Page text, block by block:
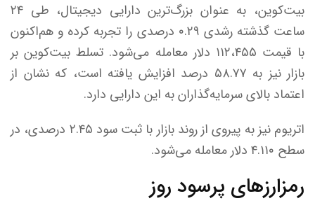
بیت‌کوین، به عنوان بزرگ‌ترین دارایی دیجیتال، طی ۲۴
ساعت گذشته رشدی ۰.۲۹ درصدی را تجربه کرده و هم‌اکنون
با قیمت ۱۱۲،۴۵۵ دلار معامله می‌شود. تسلط بیت‌کوین بر
بازار نیز به ۵۸.۷۷ درصد افزایش یافته است، که نشان از
اعتماد بالای سرمایه‌گذاران به این دارایی دارد.
اتریوم نیز به پیروی از روند بازار با ثبت سود ۲.۴۵ درصدی، در
سطح ۴.۱۱۰ دلار معامله می‌شود.
رمزارز‌های پرسود روز